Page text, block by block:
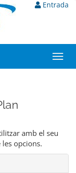
Entrada
amb el seu
opcions.